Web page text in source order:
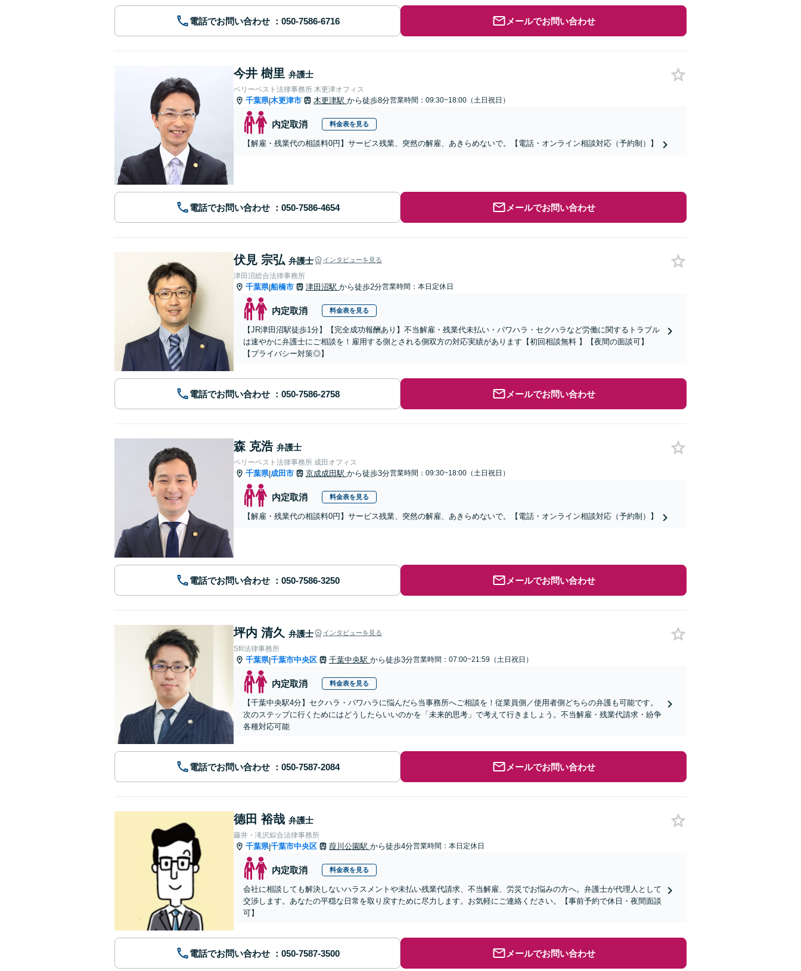
電話でお問い合わせ メールでお問い合わせ
今井 樹里 弁護士
ベリーベスト法律事務所 木更津オフィス
千葉県|木更津市 木更津駅 から徒歩8分営業時間：09:30~18:00（土日祝日）
内定取消 料金表を見る
【解雇・残業代の相談料0円】サービス残業、突然の解雇、あきらめないで。【電話・オンライン相談対応（予約制）】
電話でお問い合わせ メールでお問い合わせ
伏見 宗弘 弁護士 インタビューを見る
津田沼総合法律事務所
千葉県|船橋市 津田沼駅 から徒歩2分営業時間：本日定休日
内定取消 料金表を見る
【JR津田沼駅徒歩1分】【完全成功報酬あり】不当解雇・残業代未払い・パワハラ・セクハラなど労働に関するトラブル
は速やかに弁護士にご相談を！雇用する側とされる側双方の対応実績があります【初回相談無料 】【夜間の面談可】
【プライバシー対策◎】
電話でお問い合わせ メールでお問い合わせ
森 克浩 弁護士
ベリーベスト法律事務所 成田オフィス
千葉県|成田市 京成成田駅 から徒歩3分営業時間：09:30~18:00（土日祝日）
内定取消 料金表を見る
【解雇・残業代の相談料0円】サービス残業、突然の解雇、あきらめないで。【電話・オンライン相談対応（予約制）】
電話でお問い合わせ メールでお問い合わせ
坪内 清久 弁護士 インタビューを見る
Sfil法律事務所
千葉県|千葉市中央区 千葉中央駅 から徒歩3分営業時間：07:00~21:59（土日祝日）
内定取消 料金表を見る
【千葉中央駅4分】セクハラ・パワハラに悩んだら当事務所へご相談を！従業員側／使用者側どちらの弁護も可能です。
次のステップに行くためにはどうしたらいいのかを「未来的思考」で考えて行きましょう。不当解雇・残業代請求・紛争
各種対応可能
電話でお問い合わせ メールでお問い合わせ
德田 裕哉 弁護士
藤井・滝沢綜合法律事務所
千葉県|千葉市中央区 葭川公園駅 から徒歩4分営業時間：本日定休日
内定取消 料金表を見る
会社に相談しても解決しないハラスメントや未払い残業代請求、不当解雇、労災でお悩みの方へ。弁護士が代理人として
交渉します。あなたの平穏な日常を取り戻すために尽力します。お気軽にご連絡ください。【事前予約で休日・夜間面談
可】
電話でお問い合わせ メールでお問い合わせ